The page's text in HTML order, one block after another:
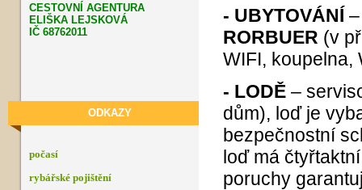
CESTOVNÍ AGENTURA
ELIŠKA LEJSKOVÁ
IČ 68762011
ODKAZY
počasí
rybářské pojištění
- UBYTOVÁNÍ
RORBUER (v
WIFI, koupelna,
- LODĚ–
dům), loď je
bezpečnostní
loď má